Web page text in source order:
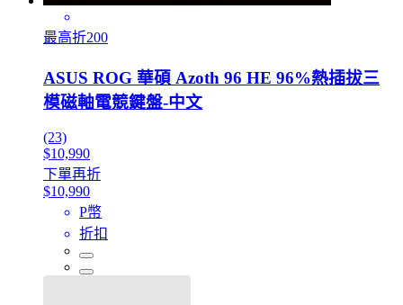
最高折200
ASUS ROG 華碩 Azoth 96 HE 96%熱插拔三
模磁軸電競鍵盤-中文
(23)
$10,990
下單再折
$10,990
P幣
折扣